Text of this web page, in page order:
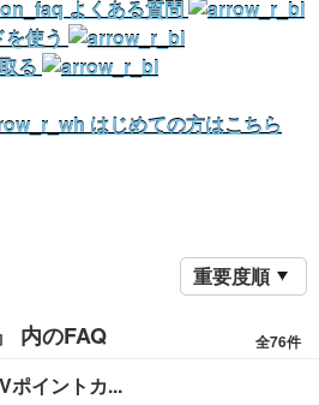
よくある質問
使う
る
はじめての方はこちら
重要度順
内のFAQ 全76件
ポイントカ...